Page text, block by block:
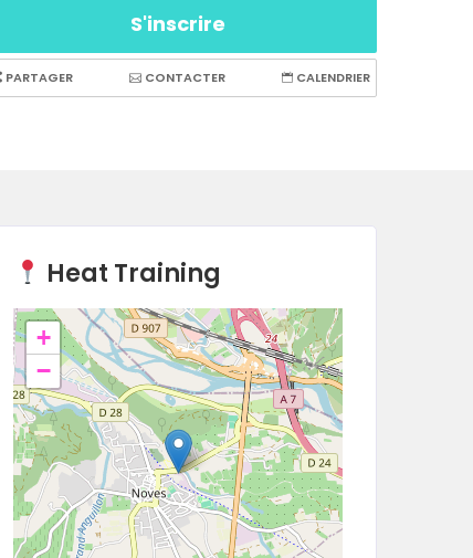
S'inscrire
PARTAGER CONTACTER CALENDRIER
Heat Training
+
−